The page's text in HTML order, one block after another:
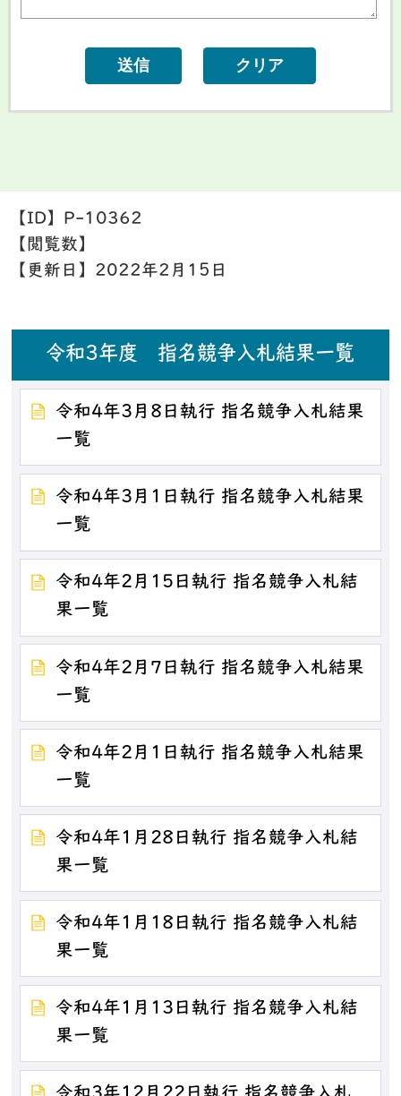
【ID】 P-10362
【閲覧数】
【更新日】 2022年2月15日
令和3年度 指名競争入札結果一覧
令和4年3月8日執行 指名競争入札結果
一覧
令和4年3月1日執行 指名競争入札結果
一覧
令和4年2月15日執行 指名競争入札結
果一覧
令和4年2月7日執行 指名競争入札結果
一覧
令和4年2月1日執行 指名競争入札結果
一覧
令和4年1月28日執行 指名競争入札結
果一覧
令和4年1月18日執行 指名競争入札結
果一覧
令和4年1月13日執行 指名競争入札結
果一覧